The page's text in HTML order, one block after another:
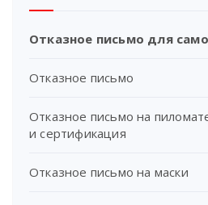
Отказное письмо для
Отказное письмо
Отказное письмо на
и сертификация
Отказное письмо на маски